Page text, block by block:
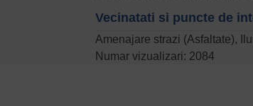
Vecinatati si puncte de
Amenajare strazi (Asfaltate),
Numar vizualizari: 2084